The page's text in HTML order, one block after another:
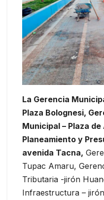
La Gerencia
Plaza Bolognesi,
Municipal – Plaza
Planeamiento y
avenida Tacna,
Tupac Amaru,
Tributaria -jirón
Infraestructura –